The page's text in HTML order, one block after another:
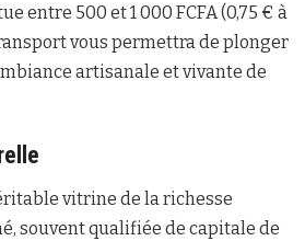
entre 500 et 1 000 FCFA (0,75 € à
vous permettra de plonger
artisanale et vivante de
vitrine de la richesse
souvent qualifiée de capitale de